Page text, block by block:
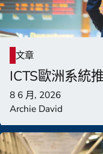
文章
ICTS歐洲系統
8 6 月, 2026
Archie David